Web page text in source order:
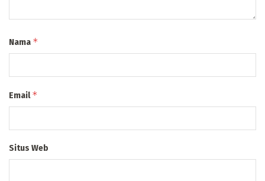
Nama *
Email*
Situs Web